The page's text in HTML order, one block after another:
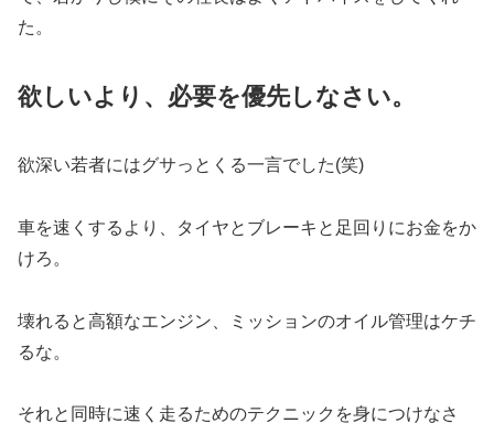
た。
欲しいより、必要を優先しなさい。
欲深い若者にはグサっとくる一言でした(笑)
車を速くするより、タイヤとブレーキと足回りにお金をか
けろ。
壊れると高額なエンジン、ミッションのオイル管理はケチ
るな。
それと同時に速く走るためのテクニックを身につけなさ